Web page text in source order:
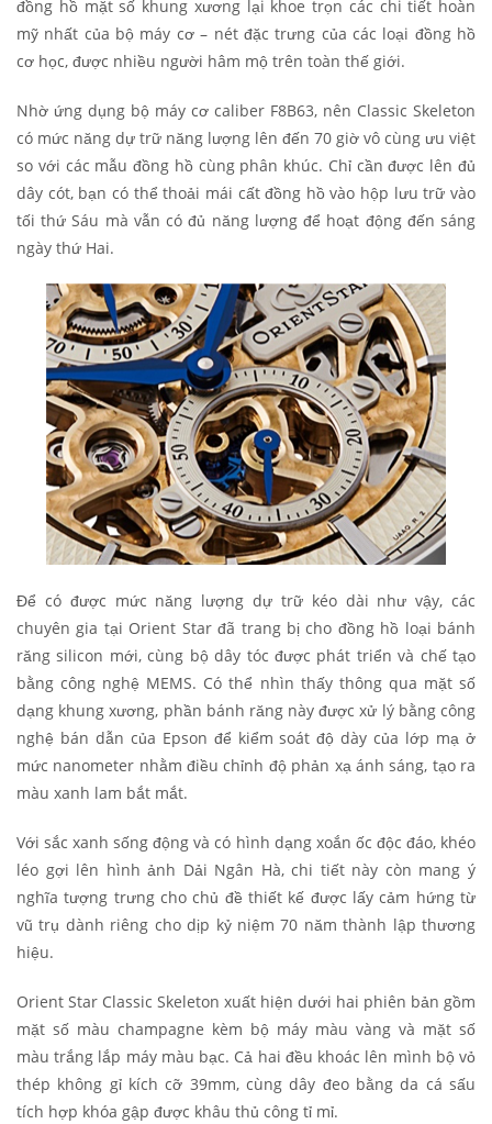
đồng hồ mặt số khung xương lại khoe trọn các chi tiết hoàn
mỹ nhất của bộ máy cơ – nét đặc trưng của các loại đồng hồ
cơ học, được nhiều người hâm mộ trên toàn thế giới.
Nhờ ứng dụng bộ máy cơ caliber F8B63, nên Classic Skeleton
có mức năng dự trữ năng lượng lên đến 70 giờ vô cùng ưu việt
so với các mẫu đồng hồ cùng phân khúc. Chỉ cần được lên đủ
dây cót, bạn có thể thoải mái cất đồng hồ vào hộp lưu trữ vào
tối thứ Sáu mà vẫn có đủ năng lượng để hoạt động đến sáng
ngày thứ Hai.
Để có được mức năng lượng dự trữ kéo dài như vậy, các
chuyên gia tại Orient Star đã trang bị cho đồng hồ loại bánh
răng silicon mới, cùng bộ dây tóc được phát triển và chế tạo
bằng công nghệ MEMS. Có thể nhìn thấy thông qua mặt số
dạng khung xương, phần bánh răng này được xử lý bằng công
nghệ bán dẫn của Epson để kiểm soát độ dày của lớp mạ ở
mức nanometer nhằm điều chỉnh độ phản xạ ánh sáng, tạo ra
màu xanh lam bắt mắt.
Với sắc xanh sống động và có hình dạng xoắn ốc độc đáo, khéo
léo gợi lên hình ảnh Dải Ngân Hà, chi tiết này còn mang ý
nghĩa tượng trưng cho chủ đề thiết kế được lấy cảm hứng từ
vũ trụ dành riêng cho dịp kỷ niệm 70 năm thành lập thương
hiệu.
Orient Star Classic Skeleton xuất hiện dưới hai phiên bản gồm
mặt số màu champagne kèm bộ máy màu vàng và mặt số
màu trắng lắp máy màu bạc. Cả hai đều khoác lên mình bộ vỏ
thép không gỉ kích cỡ 39mm, cùng dây đeo bằng da cá sấu
tích hợp khóa gập được khâu thủ công tỉ mỉ.